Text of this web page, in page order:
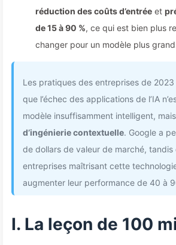
réduction des coûts d’entrée et
de 15 à 90 %, ce qui est bien plus
changer pour un modèle plus
Les pratiques des entreprises de
que l’échec des applications de l’IA
modèle insuffisamment intelligent, mais
d’ingénierie contextuelle. Google a
de dollars de valeur de marché, tandis
entreprises maîtrisant cette
augmenter leur performance de 40 à
I. La leçon de 100